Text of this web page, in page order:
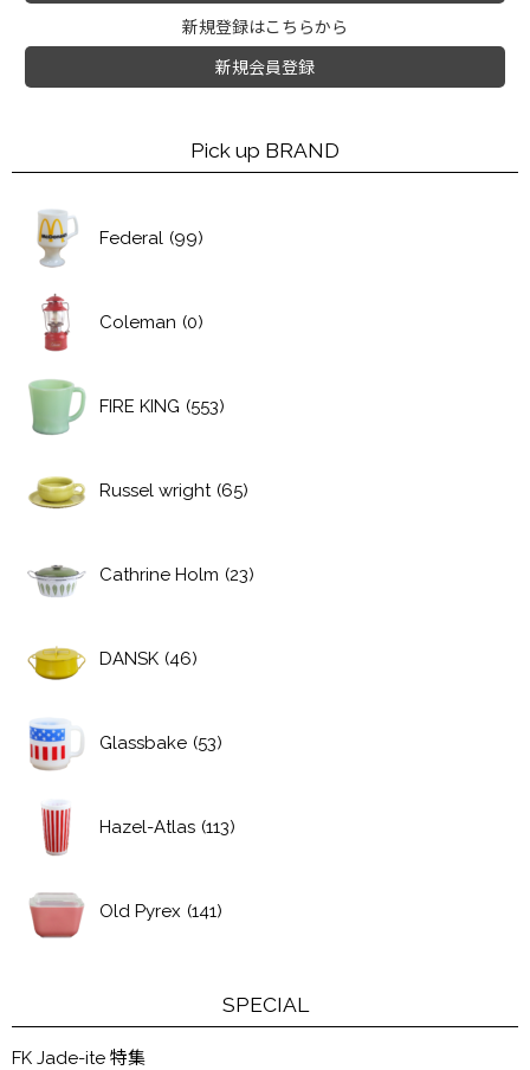
新規登録はこちらから
新規会員登録
Pick up BRAND
Federal (99)
Coleman (0)
FIRE KING (553)
Russel wright (65)
Cathrine Holm (23)
DANSK (46)
Glassbake (53)
Hazel-Atlas (113)
Old Pyrex (141)
SPECIAL
FK Jade-ite 特集